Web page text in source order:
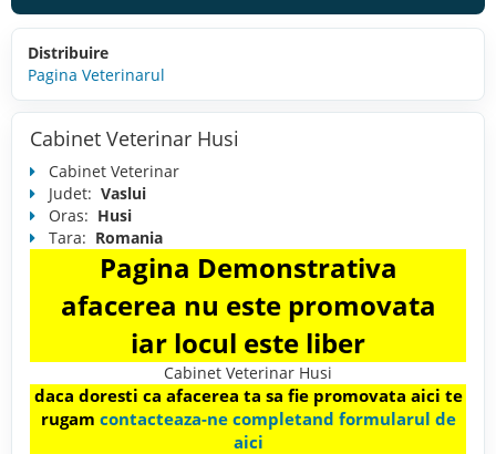
Distribuire
Pagina Veterinarul
Cabinet Veterinar Husi
Cabinet Veterinar
Judet: Vaslui
Oras: Husi
Tara: Romania
Pagina Demonstrativa
afacerea nu este promovata
iar locul este liber
Cabinet Veterinar Husi
daca doresti ca afacerea ta sa fie promovata aici te
rugam contacteaza-ne completand formularul de
aici